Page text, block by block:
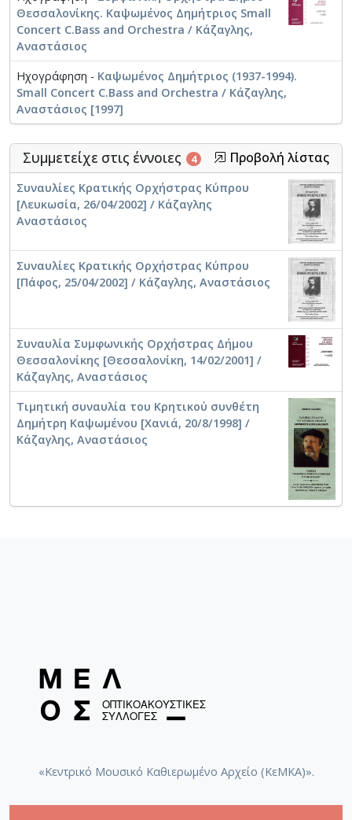
Ωδείου Χανίων. Ήταν επίσης μέλος του Εθνικού
Συμβουλίου Μουσικής, πρόεδρος της Συμφωνικής
Ορχήστρας Κρήτης, γεν. γραμματέας και
αντιπρόεδρος του Συνδέσμου Ελλήνων
Μουσουργών, από το 1989 μέλος της Ένωσης
Ελλήνων Μουσουργών και πρόεδρος της
Πανελλήνιας Ένωσης Καθηγητών Μουσικής.
Θεσσαλονίκης. Καψωμένος Δημήτριος Small
Concert C.Bass and Orchestra / Κάζαγλης,
Αναστάσιος
Ηχογράφηση - Καψωμένος Δημήτριος (1937-1994).
Small Concert C.Bass and Orchestra / Κάζαγλης,
Αναστάσιος [1997]
Συμμετείχε στις έννοιες 4 Προβολή λίστας
Συναυλίες Κρατικής Ορχήστρας Κύπρου
[Λευκωσία, 26/04/2002] / Κάζαγλης
Αναστάσιος
Συναυλίες Κρατικής Ορχήστρας Κύπρου
[Πάφος, 25/04/2002] / Κάζαγλης, Αναστάσιος
Συναυλία Συμφωνικής Ορχήστρας Δήμου
Θεσσαλονίκης [Θεσσαλονίκη, 14/02/2001] /
Κάζαγλης, Αναστάσιος
Τιμητική συναυλία του Κρητικού συνθέτη
Δημήτρη Καψωμένου [Χανιά, 20/8/1998] /
Κάζαγλης, Αναστάσιος
«Κεντρικό Μουσικό Καθιερωμένο Αρχείο (ΚεΜΚΑ)».